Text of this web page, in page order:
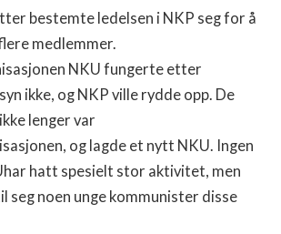
bestemte ledelsen i NKP seg for å
medlemmer.
NKU fungerte etter
ikke, og NKP ville rydde opp. De
lenger var
og lagde et nytt NKU. Ingen
hatt spesielt stor aktivitet, men
seg noen unge kommunister disse